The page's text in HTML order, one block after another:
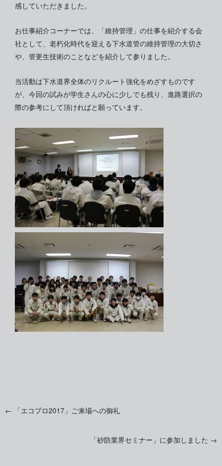
感していただきました。
お仕事紹介コーナーでは、「維持管理」の仕事を紹介する会
社として、老朽化時代を迎える下水道管の維持管理の大切さ
や、管更生技術のことなどを紹介して参りました。
当活動は下水道界全体のリクルート強化をめざすものです
が、今回の試みが学生さんの心に少しでも残り、進路選択の
際の参考にして頂ければと願っています。
投
← 「エコプロ2017」ご来場への御礼
「砂防業界セミナー」に参加しました →